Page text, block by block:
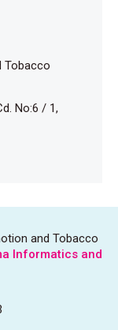
Tobacco
No:6 / 1,
and Tobacco
Informatics and